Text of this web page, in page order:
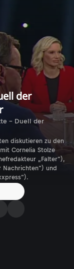
der
- Duell der
diskutieren zu den
Cornelia Stolze
„Falter“),
Nachrichten“) und